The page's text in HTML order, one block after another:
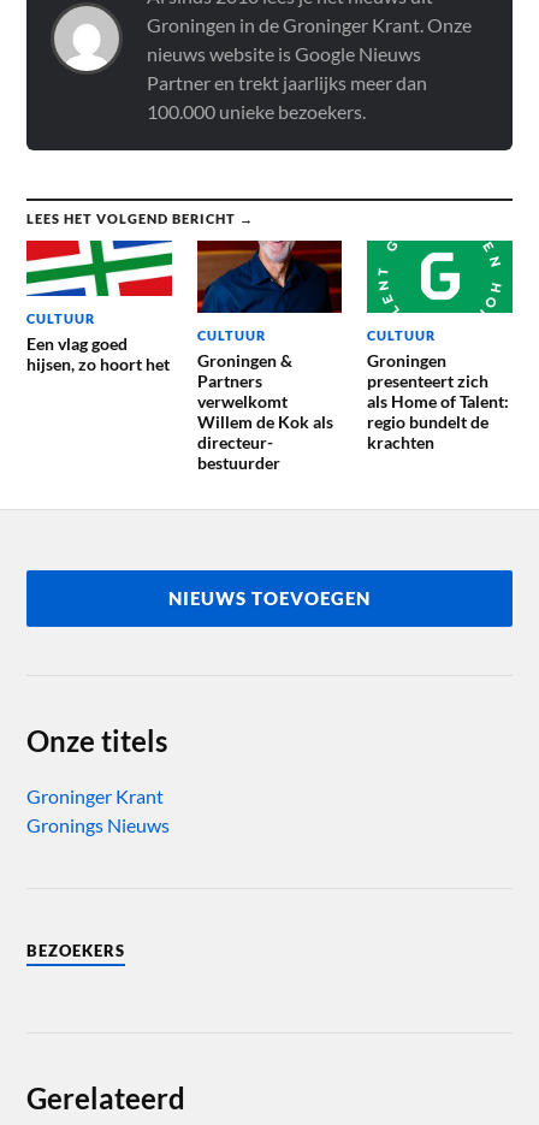
Groningen in de Groninger Krant. Onze
nieuws website is Google Nieuws
Partner en trekt jaarlijks meer dan
100.000 unieke bezoekers.
LEES HET VOLGEND BERICHT →
CULTUUR
Een vlag goed
hijsen, zo hoort het
CULTUUR
Groningen &
Partners
verwelkomt
Willem de Kok als
directeur-
bestuurder
CULTUUR
Groningen
presenteert zich
als Home of Talent:
regio bundelt de
krachten
NIEUWS TOEVOEGEN
Onze titels
Groninger Krant
Gronings Nieuws
BEZOEKERS
Gerelateerd